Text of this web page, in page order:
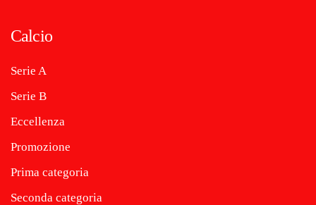
Calcio
Serie A
Serie B
Eccellenza
Promozione
Prima categoria
Seconda categoria